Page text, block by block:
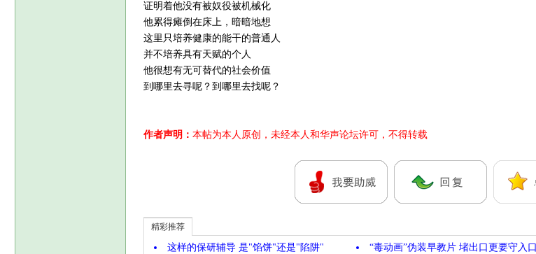
证明着他没有被奴役被机械化
他累得瘫倒在床上，暗暗地想
这里只培养健康的能干的普通人
并不培养具有天赋的个人
他很想有无可替代的社会价值
到哪里去寻呢？到哪里去找呢？
作者声明： 本帖为本人原创，未经本人和华声论坛许可，不得转载
精彩推荐
这样的保研辅导 是"馅饼"还是"陷阱" “毒动画”伪装早教片 堵出口更要守入口